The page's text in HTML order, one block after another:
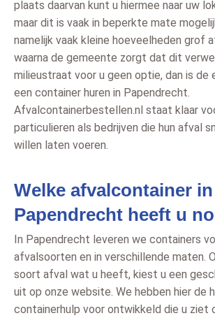
plaats daarvan kunt u hiermee naar uw
maar dit is vaak in beperkte mate
namelijk vaak kleine hoeveelheden grof
waarna de gemeente zorgt dat dit
milieustraat voor u geen optie, dan is de
een container huren in Papendrecht.
Afvalcontainerbestellen.nl staat klaar
particulieren als bedrijven die hun afval
willen laten voeren.
Welke afvalcontainer in
Papendrecht heeft u
In Papendrecht leveren we containers
afvalsoorten en in verschillende maten.
soort afval wat u heeft, kiest u een
uit op onze website. We hebben hier de
containerhulp voor ontwikkeld die u ziet